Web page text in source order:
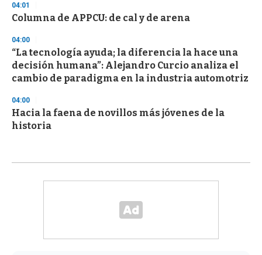
04:01
Columna de APPCU: de cal y de arena
04:00
“La tecnología ayuda; la diferencia la hace una
decisión humana”: Alejandro Curcio analiza el
cambio de paradigma en la industria automotriz
04:00
Hacia la faena de novillos más jóvenes de la
historia